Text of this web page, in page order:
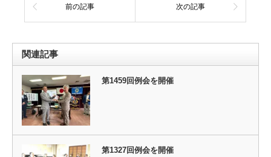
前の記事 次の記事
関連記事
第1459回例会を開催
第1327回例会を開催